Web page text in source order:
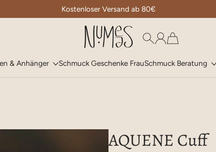
Kostenloser Versand ab 80€
Numees
& Anhänger Schmuck Geschenke FrauSchmuck Beratung
AQUENE Cuff